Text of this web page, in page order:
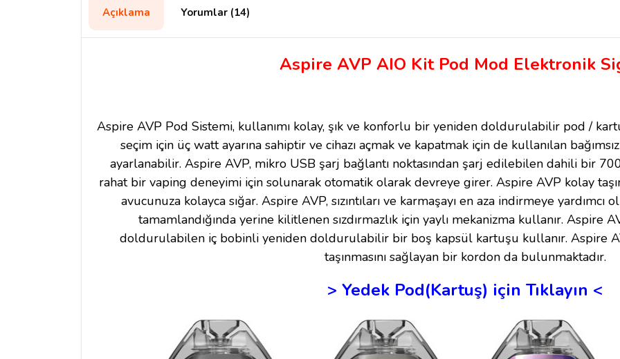
Açıklama Yorumlar (14)
Aspire AVP AIO Kit Pod Mod Elektronik
Aspire AVP Pod Sistemi, kullanımı kolay, şık ve konforlu bir yeniden doldurulabilir pod /
seçim için üç watt ayarına sahiptir ve cihazı açmak ve kapatmak için de kullanılan
ayarlanabilir. Aspire AVP, mikro USB şarj bağlantı noktasından şarj edilebilen dahili bir
rahat bir vaping deneyimi için solunarak otomatik olarak devreye girer. Aspire AVP kolay
avucunuza kolayca sığar. Aspire AVP, sızıntıları ve karmaşayı en aza indirmeye
tamamlandığında yerine kilitlenen sızdırmazlık için yaylı mekanizma kullanır. Aspire
doldurulabilen iç bobinli yeniden doldurulabilir bir boş kapsül kartuşu kullanır. Aspire
taşınmasını sağlayan bir kordon da bulunmaktadır.
> Yedek Pod(Kartuş) için Tıklayın <